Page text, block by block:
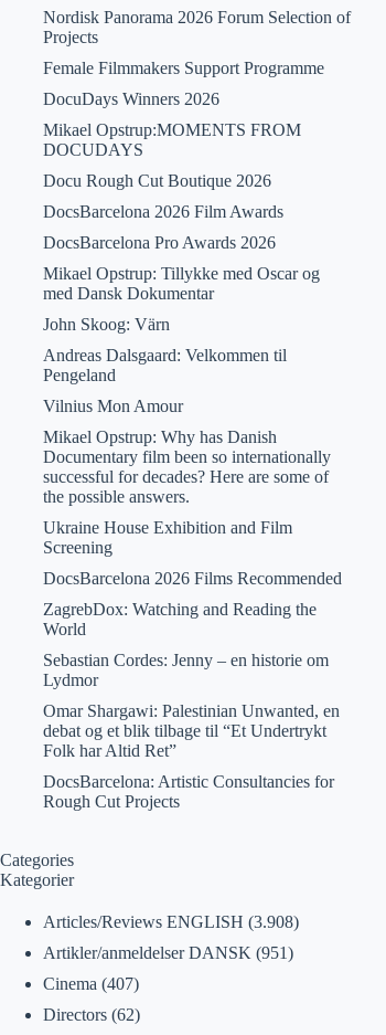
Nordisk Panorama 2026 Forum Selection of
Projects
Female Filmmakers Support Programme
DocuDays Winners 2026
Mikael Opstrup:MOMENTS FROM
DOCUDAYS
Docu Rough Cut Boutique 2026
DocsBarcelona 2026 Film Awards
DocsBarcelona Pro Awards 2026
Mikael Opstrup: Tillykke med Oscar og
med Dansk Dokumentar
John Skoog: Värn
Andreas Dalsgaard: Velkommen til
Pengeland
Vilnius Mon Amour
Mikael Opstrup: Why has Danish
Documentary film been so internationally
successful for decades? Here are some of
the possible answers.
Ukraine House Exhibition and Film
Screening
DocsBarcelona 2026 Films Recommended
ZagrebDox: Watching and Reading the
World
Sebastian Cordes: Jenny – en historie om
Lydmor
Omar Shargawi: Palestinian Unwanted, en
debat og et blik tilbage til “Et Undertrykt
Folk har Altid Ret”
DocsBarcelona: Artistic Consultancies for
Rough Cut Projects
Categories
Kategorier
Articles/Reviews ENGLISH (3.908)
Artikler/anmeldelser DANSK (951)
Cinema (407)
Directors(62)